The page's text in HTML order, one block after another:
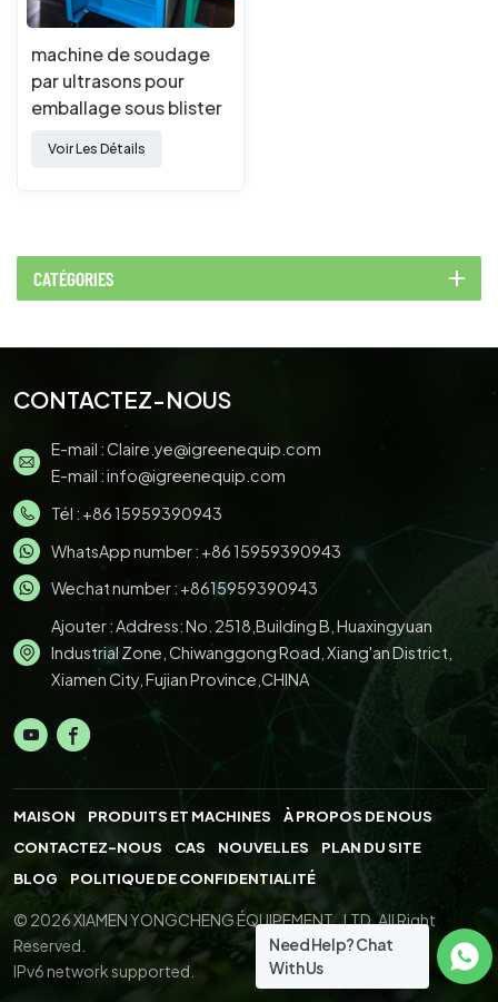
machine de soudage
par ultrasons pour
emballage sous blister
Voir Les Détails
CATÉGORIES
CONTACTEZ-NOUS
E-mail :Claire.ye@igreenequip.com
E-mail :info@igreenequip.com
Tél : +86 15959390943
WhatsApp number : +86 15959390943
Wechat number : +8615959390943
Ajouter : Address: No. 2518,Building B, Huaxingyuan
Industrial Zone, Chiwanggong Road, Xiang'an District,
Xiamen City, Fujian Province,CHINA
MAISON PRODUITS ET MACHINES
À PROPOS DE NOUS
CONTACTEZ-NOUS
CAS NOUVELLES
PLAN DU SITE
BLOG
POLITIQUE DE CONFIDENTIALITÉ
© 2026 XIAMEN YONGCHENG ÉQUIPEMENT., LTD. All Right
Reserved.
IPv6 network supported.
Need Help? Chat
With Us